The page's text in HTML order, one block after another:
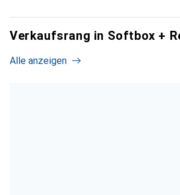
Verkaufsrang in Softbox +
Alle anzeigen